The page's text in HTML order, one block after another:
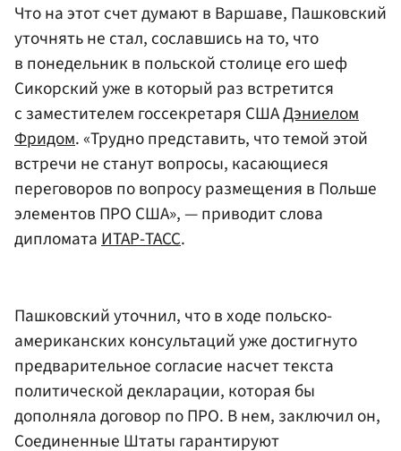
Что на этот счет думают в Варшаве, Пашковский
уточнять не стал, сославшись на то, что
в понедельник в польской столице его шеф
Сикорский уже в который раз встретится
с заместителем госсекретаря СШАДэниелом
Фридом. «Трудно представить, что темой этой
встречи не станут вопросы, касающиеся
переговоров по вопросу размещения в Польше
элементов ПРО США», — приводит слова
дипломатаИТАР-ТАСС.
Пашковский уточнил, что в ходе польско-
американских консультаций уже достигнуто
предварительное согласие насчет текста
политической декларации, которая бы
дополняла договор по ПРО. В нем, заключил он,
Соединенные Штаты гарантируют